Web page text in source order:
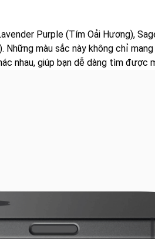
Purple (Tím Oải Hương),
màu sắc này không chỉ
nhau, giúp bạn dễ dàng tìm được